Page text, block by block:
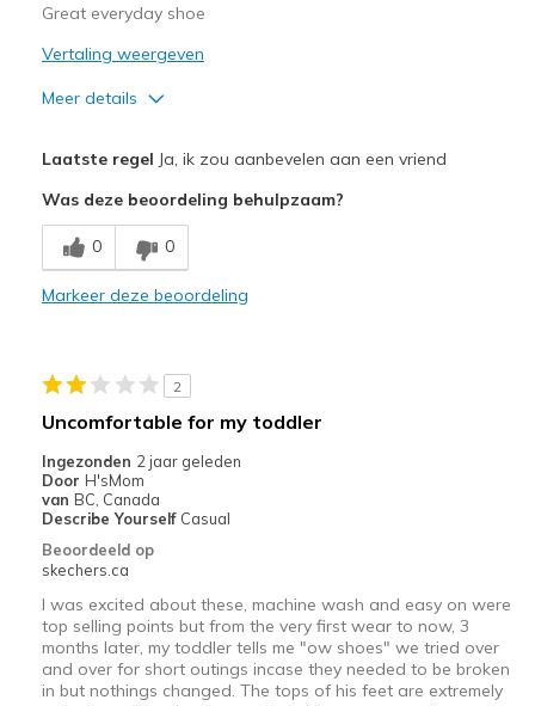
Great everyday shoe
Vertaling weergeven
Meer details
Comfortable
Stylish
Width
Sizing
Feels true to size
View On Shoes
Laatste regel Ja, ik zou aanbevelen aan een vriend
Was deze beoordeling behulpzaam?
0 0
Markeer deze beoordeling
2
Uncomfortable for my toddler
Ingezonden 2 jaar geleden
Door H'sMom
van BC, Canada
Describe Yourself Casual
Beoordeeld op
skechers.ca
I was excited about these, machine wash and easy on were
top selling points but from the very first wear to now, 3
months later, my toddler tells me "ow shoes" we tried over
and over for short outings incase they needed to be broken
in but nothings changed. The tops of his feet are extremely